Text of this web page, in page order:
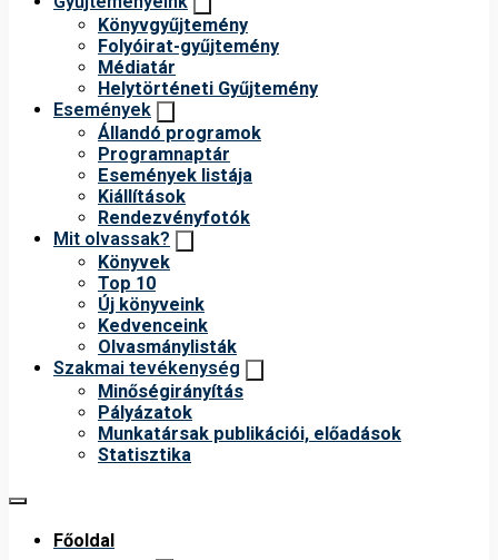
Könyvgyűjtemény
Folyóirat-gyűjtemény
Médiatár
Helytörténeti Gyűjtemény
Események
Állandó programok
Programnaptár
Események listája
Kiállítások
Rendezvényfotók
Mit olvassak?
Könyvek
Top 10
Új könyveink
Kedvenceink
Olvasmánylisták
Szakmai tevékenység
Minőségirányítás
Pályázatok
Munkatársak publikációi, előadások
Statisztika
Főoldal